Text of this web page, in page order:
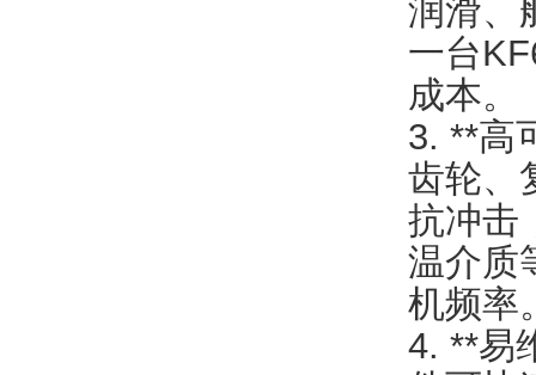
润滑、
一台
成本。
3. **高
齿轮、
抗冲击
温介质
机频率
4. **易